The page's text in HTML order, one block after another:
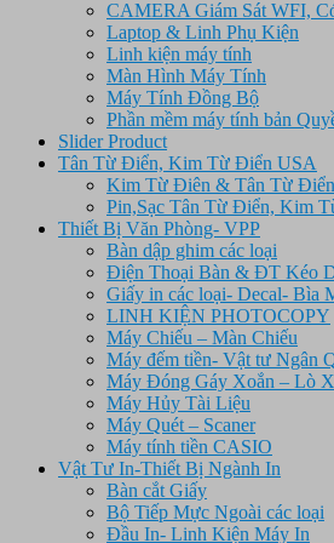
CAMERA Giám Sát WFI,
Laptop & Linh Phụ Kiện
Linh kiện máy tính
Màn Hình Máy Tính
Máy Tính Đồng Bộ
Phần mềm máy tính bản
Slider Product
Tân Từ Điển, Kim Từ Điển USA
Kim Từ Điên & Tân Từ
Pin,Sạc Tân Từ Điển, Kim
Thiết Bị Văn Phòng- VPP
Bàn dập ghim các loại
Điện Thoại Bàn & ĐT Kéo
Giấy in các loại- Decal- Bìa
LINH KIỆN PHOTOCOPY
Máy Chiếu – Màn Chiếu
Máy đếm tiền- Vật tư Ngân
Máy Đóng Gáy Xoắn – Lò
Máy Hủy Tài Liệu
Máy Quét – Scaner
Máy tính tiền CASIO
Vật Tư In-Thiết Bị Ngành In
Bàn cắt Giấy
Bộ Tiếp Mực Ngoài các loại
Đầu In- Linh Kiện Máy In